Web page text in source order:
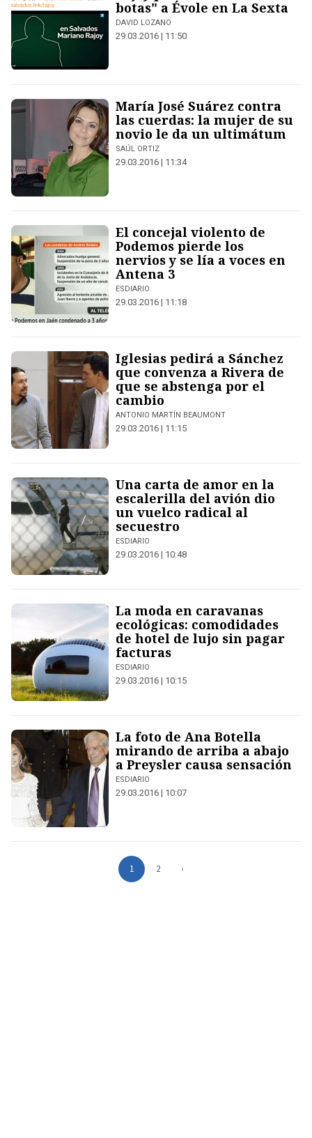
botas" a Évole en La Sexta
DAVID LOZANO
29.03.2016 | 11:50
María José Suárez contra
las cuerdas: la mujer de su
novio le da un ultimátum
SAÚL ORTIZ
29.03.2016 | 11:34
El concejal violento de
Podemos pierde los
nervios y se lía a voces en
Antena 3
ESDIARIO
29.03.2016 | 11:18
Iglesias pedirá a Sánchez
que convenza a Rivera de
que se abstenga por el
cambio
ANTONIO MARTÍN BEAUMONT
29.03.2016 | 11:15
Una carta de amor en la
escalerilla del avión dio
un vuelco radical al
secuestro
ESDIARIO
29.03.2016 | 10:48
La moda en caravanas
ecológicas: comodidades
de hotel de lujo sin pagar
facturas
ESDIARIO
29.03.2016 | 10:15
La foto de Ana Botella
mirando de arriba a abajo
a Preysler causa sensación
ESDIARIO
29.03.2016 | 10:07
1 2 ›